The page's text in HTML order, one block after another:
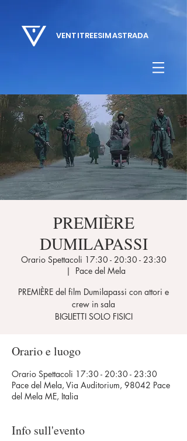
VENTITREESIMASTRADA
PREMIÈRE
DUMILAPASSI
Orario Spettacoli 17:30 - 20:30 - 23:30
  |
Pace del Mela
PREMIÈRE del film Dumilapassi con attori e
crew in sala
BIGLIETTI SOLO FISICI
Orario e luogo
Orario Spettacoli 17:30 - 20:30 - 23:30
Pace del Mela, Via Auditorium, 98042 Pace
del Mela ME, Italia
Info sull'evento